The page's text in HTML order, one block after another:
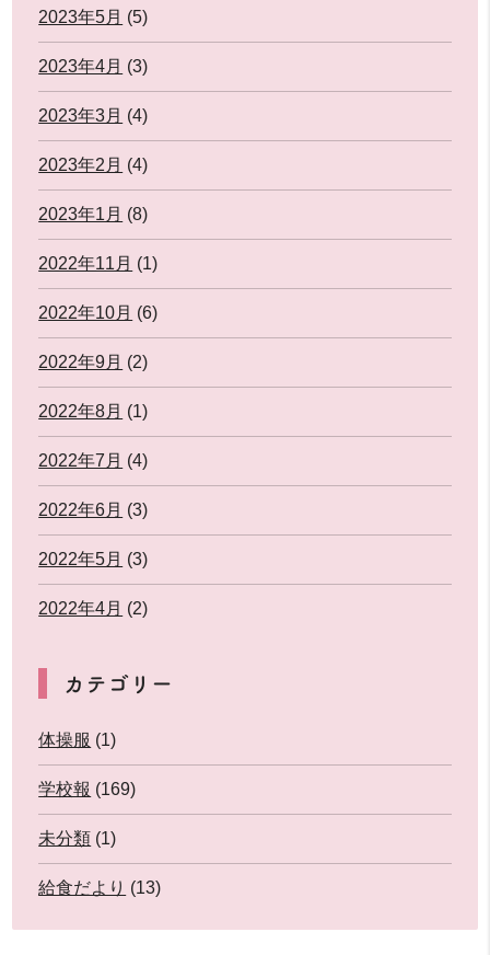
2023年5月 (5)
2023年4月 (3)
2023年3月 (4)
2023年2月 (4)
2023年1月 (8)
2022年11月 (1)
2022年10月 (6)
2022年9月 (2)
2022年8月 (1)
2022年7月 (4)
2022年6月 (3)
2022年5月 (3)
2022年4月 (2)
カテゴリー
体操服 (1)
学校報 (169)
未分類 (1)
給食だより (13)